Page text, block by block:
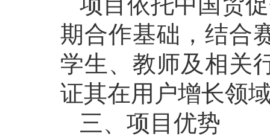
期合作基础，结合
学生、教师及相关
证其在用户增长领
三、项目优势